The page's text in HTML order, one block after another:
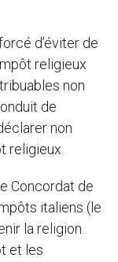
d’éviter de
religieux
non
de
non
religieux.
Concordat de
italiens (le
la religion.
et les